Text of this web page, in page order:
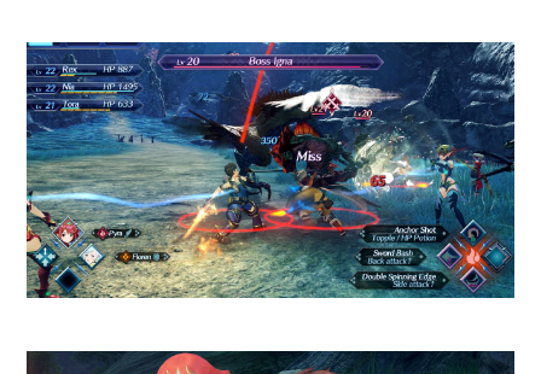
que Motorola quería engañar a
los usuarios. Como siempre, mal
otra vez los mentados
influencers tech.